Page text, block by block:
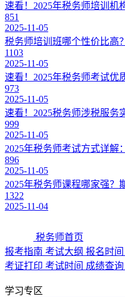
速看！2025年税务师培训机
851
2025-11-05
税务师培训班哪个性价比高
1103
2025-11-05
速看！2025年税务师考试优
973
2025-11-05
速看！2025税务师涉税服务
999
2025-11-05
2025年税务师考试方式详解
896
2025-11-05
2025年税务师课程哪家强？
1322
2025-11-04
税务师首页
报考指南 考试大纲 报名时间
考证打印 考试时间 成绩查询
学习专区